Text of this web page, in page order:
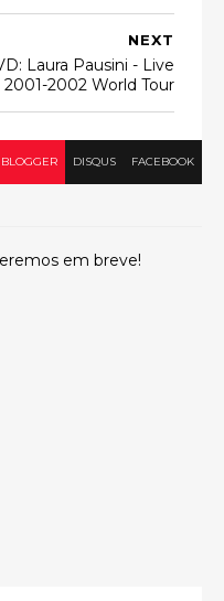
NEXT
Laura Pausini - Live
2001-2002 World Tour
BLOGGER DISQUS FACEBOOK
em breve!